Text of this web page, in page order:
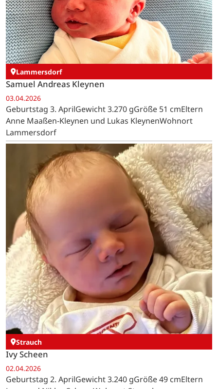
Lammersdorf
Samuel Andreas Kleynen
03.04.2026
Geburtstag 3. AprilGewicht 3.270 gGröße 51 cmEltern
Anne Maaßen-Kleynen und Lukas KleynenWohnort
Lammersdorf
Strauch
Ivy Scheen
02.04.2026
Geburtstag 2. AprilGewicht 3.240 gGröße 49 cmEltern